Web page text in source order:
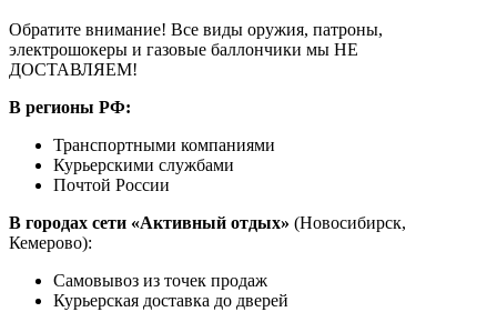
Обратите внимание! Все виды оружия, патроны,
электрошокеры и газовые баллончики мы НЕ
ДОСТАВЛЯЕМ!
В регионы РФ:
Транспортными компаниями
Курьерскими службами
Почтой России
В городах сети «Активный отдых» (Новосибирск,
Кемерово):
Самовывоз из точек продаж
Курьерская доставка до дверей